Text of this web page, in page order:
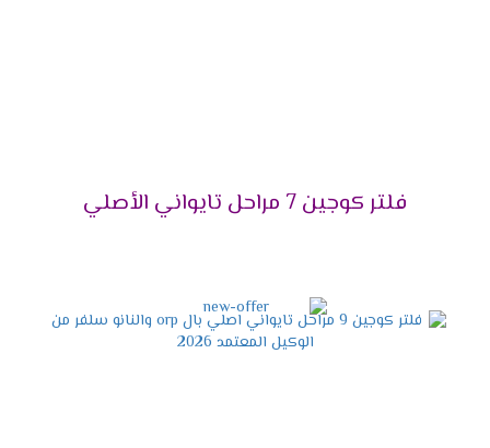
فلتر كوجين 7 مراحل تايواني الأصلي